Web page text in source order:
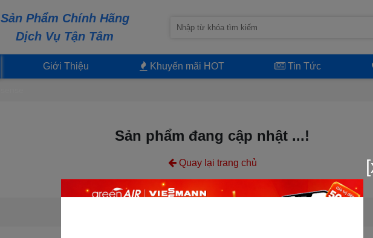
Sản Phẩm Chính Hãng
Dịch Vụ Tận Tâm
Giới Thiệu Khuyến mãi HOT Tin Tức
Sản phẩm đang cập nhật ...!
Quay lại trang chủ